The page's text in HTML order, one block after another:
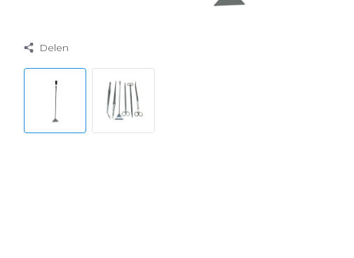
Delen